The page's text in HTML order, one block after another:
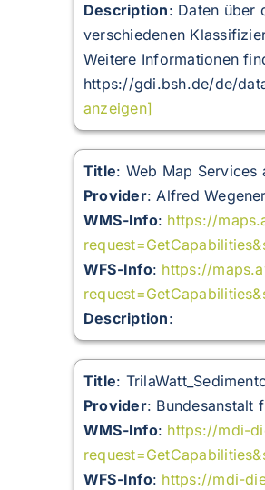
Description: Daten über
verschiedenen
Weitere Informationen
https://gdi.bsh.de/de/
anzeigen]
Title: Web Map Services
Provider: Alfred
WMS-Info: https://
WFS-Info: https://
Description:
Title:
Provider: Bundesanstalt
WMS-Info: https://mdi-
WFS-Info: https://mdi-